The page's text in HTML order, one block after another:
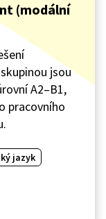
(modální
jsou
A2–B1,
pracovního
jazyk